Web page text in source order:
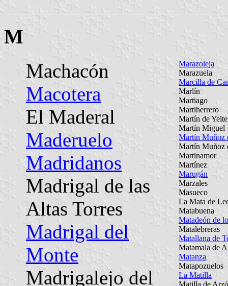
M
Machacón
Macotera
El Maderal
Maderuelo
Madridanos
Madrigal de las
Altas Torres
Madrigal del
Monte
Madrigalejo del
Marazoleja
Marazuela
Marcilla de
Marlín
Martiago
Martiherrero
Martín de
Martín Miguel
Martín Muñoz
Martín Muñoz
Martinamor
Martínez
Marugán
Marzales
Masueco
La Mata de
Matabuena
Matadeón de
Matalebreras
Matallana de
Matamala de
Matanza
Matapozuelos
La Matilla